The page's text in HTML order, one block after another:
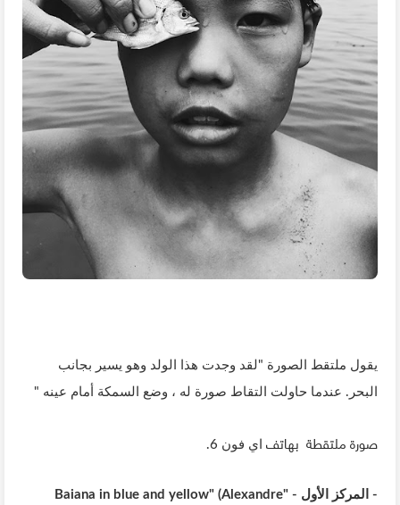
يقول ملتقط الصورة "لقد وجدت هذا الولد وهو يسير بجانب
البحر. عندما حاولت التقاط صورة له ، وضع السمكة أمام عينه "
صورة ملتقطة بهاتف اي فون 6.
- المركز الأول - "Baiana in blue and yellow" (Alexandre